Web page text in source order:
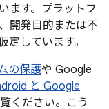
ます。プラットフ
開発目的または不
しています。
の保護や Google
と Google
ください。こう